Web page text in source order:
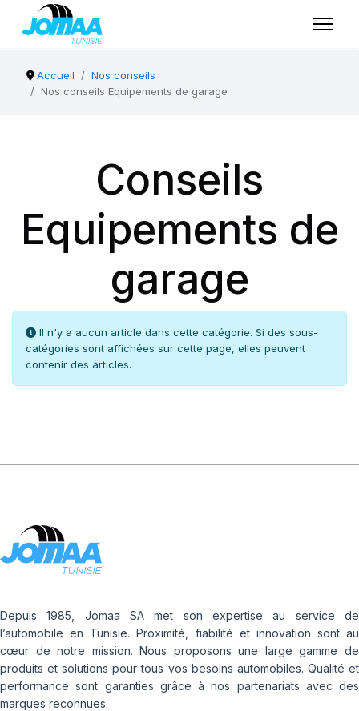
Accueil
Nos conseils
Nos conseils Equipements de garage
Conseils
Equipements de
garage
Info
Il n'y a aucun article dans cette catégorie. Si des sous-
catégories sont affichées sur cette page, elles peuvent
contenir des articles.
Depuis 1985, Jomaa SA met son expertise au service de
l’automobile en Tunisie. Proximité, fiabilité et innovation sont au
cœur de notre mission. Nous proposons une large gamme de
produits et solutions pour tous vos besoins automobiles. Qualité et
performance sont garanties grâce à nos partenariats avec des
marques reconnues.